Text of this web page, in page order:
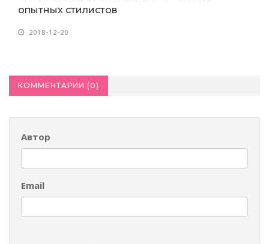
КОММЕНТАРИИ (0)
Автор
Email